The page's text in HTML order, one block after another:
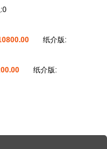
纸介版:
纸介版: